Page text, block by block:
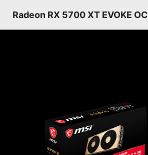
Radeon RX 5700 XT EVOKE OC